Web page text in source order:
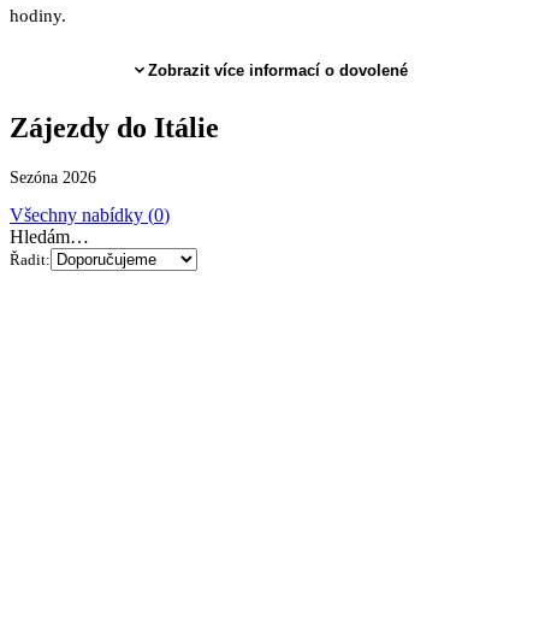
hodiny.
Zobrazit více informací o dovolené
Zájezdy do Itálie
Sezóna 2026
Všechny nabídky (0)
Hledám…
Řadit: